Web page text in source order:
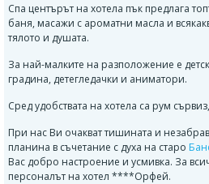
Спа центърът на хотела пък предлага
баня, масажи с ароматни масла и
тялото и душата.
За най-малките на разположение е
градина, детегледачки и аниматори.
Сред удобствата на хотела са рум
При нас Ви очакват тишината и
планина в съчетание с духа на старо
Вас добро настроение и усмивка. За
персоналът на хотел ****Орфей.